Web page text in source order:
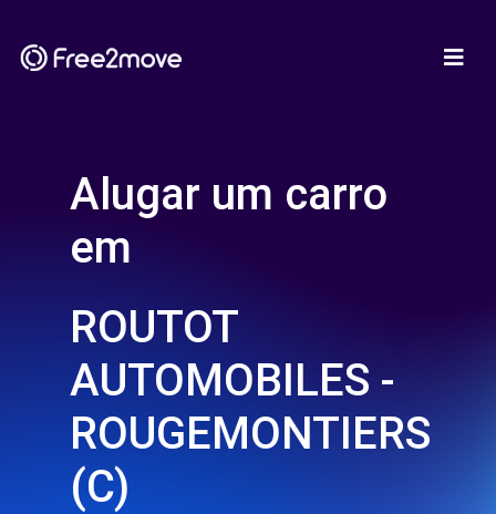
Alugar um carro
em
ROUTOT
AUTOMOBILES -
ROUGEMONTIERS
(C)